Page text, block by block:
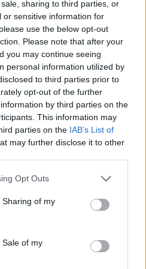
sharing to third parties, or
or sensitive information for
use the below opt-out
Please note that after your
you may continue seeing
personal information utilized by
to third parties prior to
opt-out of the further
by third parties on the
This information may
parties on the IAB’s List of
may further disclose it to other
app uses one or more Google
behaviour. You may click to
and its third-party tags to
purposes in below Google
Opt Outs
of my
of my
να επιβληθεί φόρος
παροχές
στο μνημόσυνο
από τον θάνατο της
Σαμαρά
μένει η Μαρία
μέρα για την
εικόνες από την
που θα
στα μέτωπα της
στην Ελπίδα
«Καρυστιανού,
αρχηγικό κόμμα»
που τροφοδότησε